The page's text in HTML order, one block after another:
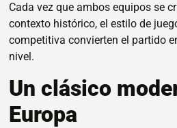
Cada vez que ambos equipos se
contexto histórico, el estilo de
competitiva convierten el partido
nivel.
Un clásico
Europa